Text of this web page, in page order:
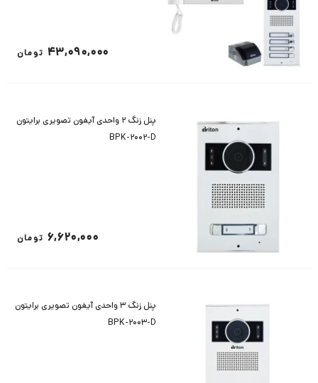
43,090,000 تومان
پنل زنگ 2 واحدی آیفون تصویری برایتون
BPK-2002-D
6,620,000 تومان
پنل زنگ 3 واحدی آیفون تصویری برایتون
BPK-2003-D